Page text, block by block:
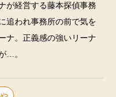
が経営する藤本探偵事務
追われ事務所の前で気を
ナ。正義感の強いリーナ
…。